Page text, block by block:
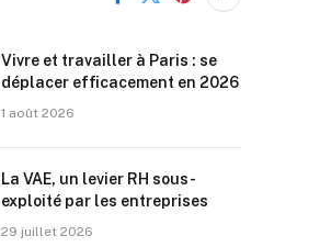
Vivre et travailler à Paris : se
déplacer efficacement en 2026
1 août 2026
La VAE, un levier RH sous-
exploité par les entreprises
29 juillet 2026